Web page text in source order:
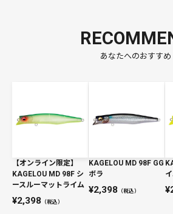
あなたへのおすすめ
【オンライン限定】
KAGELOU MD 98F シ
ースルーマットライム
2,398 （税込）
KAGELOU MD 98F GG
ボラ
2,398 （税込）